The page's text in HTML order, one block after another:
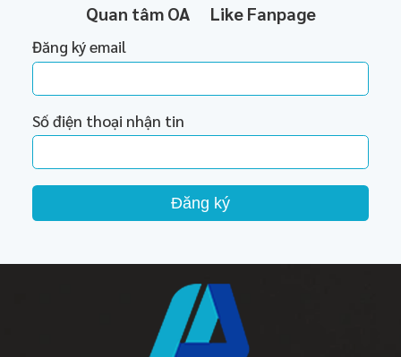
Quan tâm OA Like Fanpage
Đăng ký email
Số điện thoại nhận tin
Đăng ký